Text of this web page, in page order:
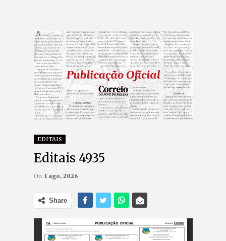
EDITAIS
Editais 4935
On 1 ago, 2026
Share